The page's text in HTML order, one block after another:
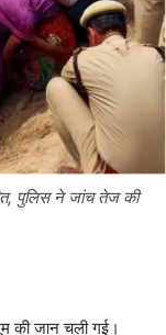
पुलिस ने जांच तेज की
की जान चली गई।